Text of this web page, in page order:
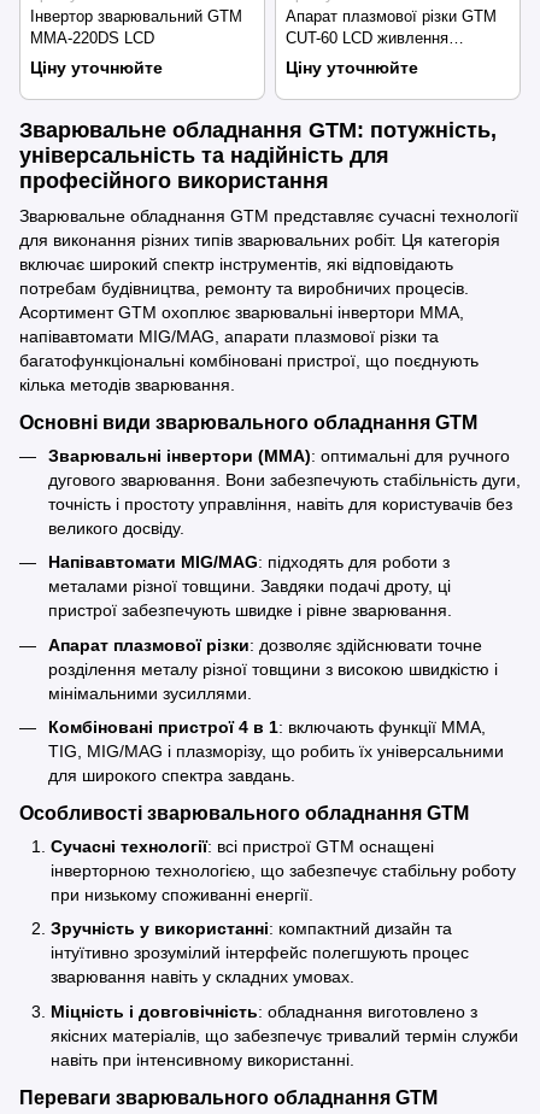
Інвертор зварювальний GTM
MMA-220DS LCD
Ціну уточнюйте
Апарат плазмової різки GTM
CUT-60 LCD живлення
220В/380В (CUT60 LCD)
Ціну уточнюйте
Зварювальне обладнання GTM: потужність,
універсальність та надійність для
професійного використання
Зварювальне обладнання GTM представляє сучасні технології
для виконання різних типів зварювальних робіт. Ця категорія
включає широкий спектр інструментів, які відповідають
потребам будівництва, ремонту та виробничих процесів.
Асортимент GTM охоплює зварювальні інвертори MMA,
напівавтомати MIG/MAG, апарати плазмової різки та
багатофункціональні комбіновані пристрої, що поєднують
кілька методів зварювання.
Основні види зварювального обладнання GTM
Зварювальні інвертори (MMA): оптимальні для ручного
дугового зварювання. Вони забезпечують стабільність дуги,
точність і простоту управління, навіть для користувачів без
великого досвіду.
Напівавтомати MIG/MAG: підходять для роботи з
металами різної товщини. Завдяки подачі дроту, ці
пристрої забезпечують швидке і рівне зварювання.
Апарат плазмової різки: дозволяє здійснювати точне
розділення металу різної товщини з високою швидкістю і
мінімальними зусиллями.
Комбіновані пристрої 4 в 1: включають функції MMA,
TIG, MIG/MAG і плазморізу, що робить їх універсальними
для широкого спектра завдань.
Особливості зварювального обладнання GTM
Сучасні технології: всі пристрої GTM оснащені
інверторною технологією, що забезпечує стабільну роботу
при низькому споживанні енергії.
Зручність у використанні: компактний дизайн та
інтуїтивно зрозумілий інтерфейс полегшують процес
зварювання навіть у складних умовах.
Міцність і довговічність: обладнання виготовлено з
якісних матеріалів, що забезпечує тривалий термін служби
навіть при інтенсивному використанні.
Переваги зварювального обладнання GTM